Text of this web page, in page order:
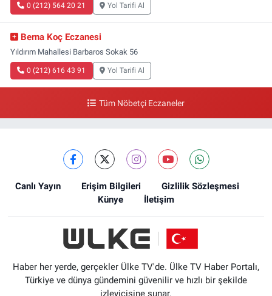
0 (212) 564 20 21 Yol Tarifi Al
Berna Koç Eczanesi
Yıldırım Mahallesi Barbaros Sokak 56
0 (212) 616 43 91 Yol Tarifi Al
Tüm Nöbetçi Eczaneler
Canlı Yayın Erişim Bilgileri
Gizlilik Sözleşmesi
Künye
İletişim
Haber her yerde, gerçekler Ülke TV'de. Ülke TV Haber Portalı,
Türkiye ve dünya gündemini güvenilir ve hızlı bir şekilde
izleyicisine sunar.